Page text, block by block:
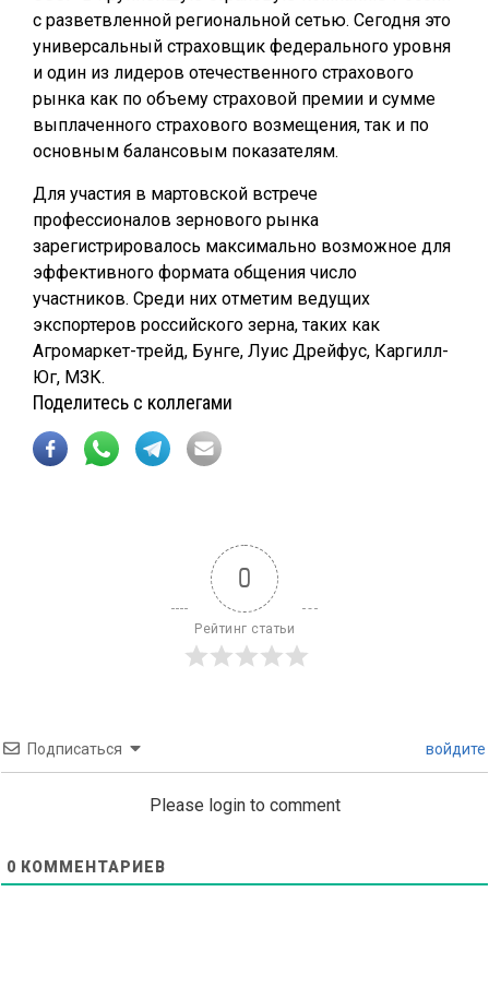
с разветвленной региональной сетью. Сегодня это
универсальный страховщик федерального уровня
и один из лидеров отечественного страхового
рынка как по объему страховой премии и сумме
выплаченного страхового возмещения, так и по
основным балансовым показателям.
Для участия в мартовской встрече
профессионалов зернового рынка
зарегистрировалось максимально возможное для
эффективного формата общения число
участников. Среди них отметим ведущих
экспортеров российского зерна, таких как
Агромаркет-трейд, Бунге, Луис Дрейфус, Каргилл-
Юг, МЗК.
Поделитесь с коллегами
0
Рейтинг статьи
Подписаться войдите
Please login to comment
0 КОММЕНТАРИЕВ